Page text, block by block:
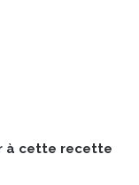
à cette recette